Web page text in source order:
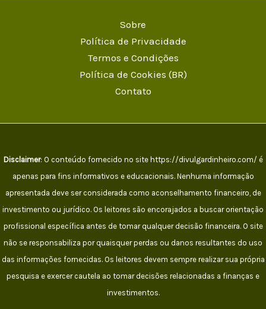
Sobre
Política de Privacidade
Termos e Condições
Política de Cookies (BR)
Contato
Disclaimer: O conteúdo fornecido no site https://divulgardinheiro.com/ é
apenas para fins informativos e educacionais. Nenhuma informação
apresentada deve ser considerada como aconselhamento financeiro, de
investimento ou jurídico. Os leitores são encorajados a buscar orientação
profissional específica antes de tomar qualquer decisão financeira. O site
não se responsabiliza por quaisquer perdas ou danos resultantes do uso
das informações fornecidas. Os leitores devem sempre realizar sua própria
pesquisa e exercer cautela ao tomar decisões relacionadas a finanças e
investimentos.